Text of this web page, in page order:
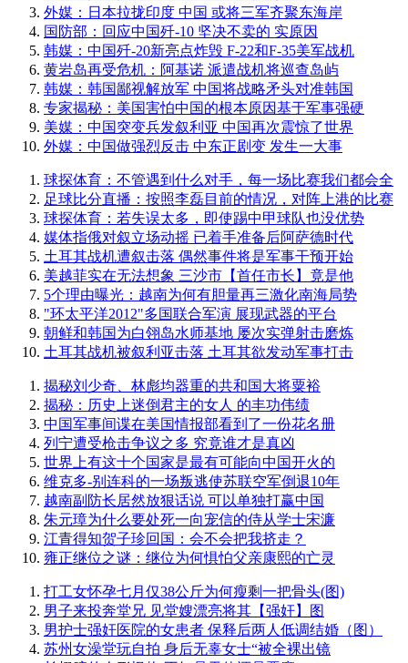
外媒：日本拉拢印度 中国 或将三军齐聚东海岸
国防部：回应中国歼-10 坚决不卖的 实原因
韩媒：中国歼-20新亮点炸毁 F-22和F-35美军战机
黄岩岛再受危机：阿基诺 派遣战机将巡查岛屿
韩媒：韩国鄙视解放军 中国将战略矛头对准韩国
专家揭秘：美国害怕中国的根本原因基于军事强硬
美媒：中国突变兵发叙利亚 中国再次震惊了世界
外媒：中国做强烈反击 中东正剧变 发生一大事
球探体育：不管遇到什么对手，每一场比赛我们都会全
足球比分直播：按照李磊目前的情况，对阵上港的比赛
球探体育：若失误太多，即使踢中甲球队也没优势
媒体指俄对叙立场动摇 已着手准备后阿萨德时代
土耳其战机遭叙击落 偶然事件将是军事干预开始
美越菲实在无法想象 三沙市【首任市长】竟是他
5个理由曝光：越南为何有胆量再三激化南海局势
"环太平洋2012"多国联合军演 展现武器的平台
朝鲜和韩国为白翎岛水师基地 屡次实弹射击磨炼
土耳其战机被叙利亚击落 土耳其欲发动军事打击
揭秘刘少奇、林彪均器重的共和国大将粟裕
揭秘：历史上迷倒君主的女人 的丰功伟绩
中国军事间谍在美国情报部看到了一份花名册
列宁遭受枪击争议之多 究竟谁才是真凶
世界上有这十个国家是最有可能向中国开火的
维克多-别连科的一场叛逃使苏联空军倒退10年
越南副防长居然放狠话说 可以单独打赢中国
朱元璋为什么要处死一向宠信的侍从学士宋濂
江青得知贺子珍回国：会不会把我挤走？
雍正继位之谜：继位为何惧怕父亲康熙的亡灵
打工女怀孕七月仅38公斤为何瘦剩一把骨头(图)
男子来投奔堂兄 见堂嫂漂亮将其【强奸】图
男护士强奸医院的女患者 保释后两人低调结婚（图）
苏州女澡堂玩自拍 身后无辜女士“被全裸出镜